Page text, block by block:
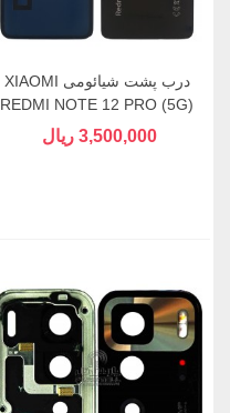
درب پشت شیائومی XIAOMI
REDMI NOTE 12 PRO (5G)
3,500,000 ریال